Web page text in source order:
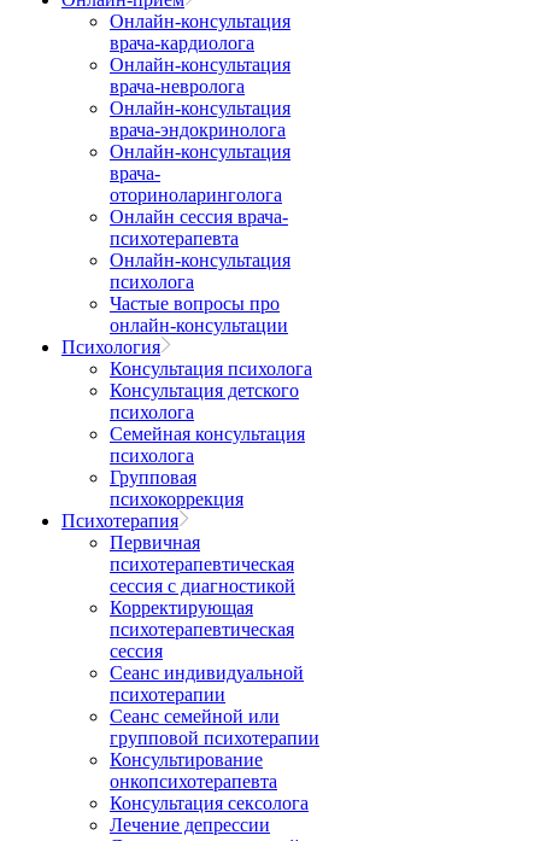
Онлайн-консультация
врача-кардиолога
Онлайн-консультация
врача-невролога
Онлайн-консультация
врача-эндокринолога
Онлайн-консультация
врача-
оториноларинголога
Онлайн сессия врача-
психотерапевта
Онлайн-консультация
психолога
Частые вопросы про
онлайн-консультации
Психология
Консультация психолога
Консультация детского
психолога
Семейная консультация
психолога
Групповая
психокоррекция
Психотерапия
Первичная
психотерапевтическая
сессия с диагностикой
Корректирующая
психотерапевтическая
сессия
Сеанс индивидуальной
психотерапии
Сеанс семейной или
групповой психотерапии
Консультирование
онкопсихотерапевта
Консультация сексолога
Лечение депрессии